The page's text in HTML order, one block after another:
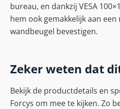
bureau, en dankzij VESA
hem ook gemakkelijk aan
wandbeugel bevestigen.
Zeker weten dat
Bekijk de productdetails en
Forcys om mee te kijken. Zo